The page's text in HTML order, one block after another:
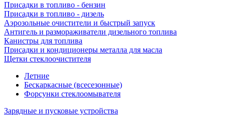
Присадки в топливо - бензин
Присадки в топливо - дизель
Аэрозольные очистители и быстрый запуск
Антигель и размораживатели дизельного топлива
Канистры для топлива
Присадки и кондиционеры металла для масла
Щетки стеклоочистителя
Летние
Бескаркасные (всесезонные)
Форсунки стеклоомывателя
Зарядные и пусковые устройства